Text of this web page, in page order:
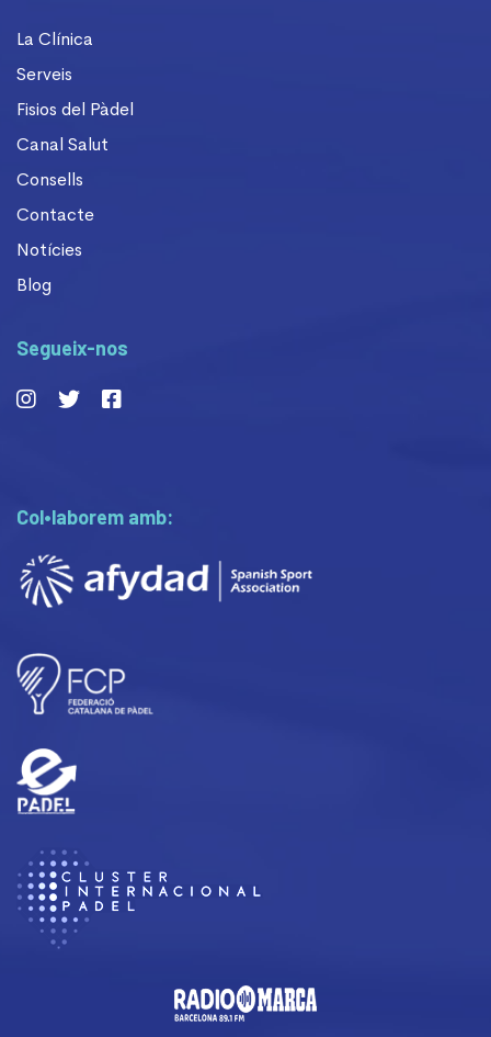
La Clínica
Serveis
Fisios del Pàdel
Canal Salut
Consells
Contacte
Notícies
Blog
Segueix-nos
Col•laborem amb: